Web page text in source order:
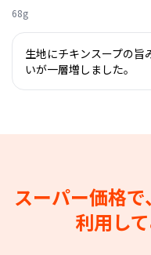
68g
生地にチキンスープの旨
いが一層増しました。
スーパー価格で
利用し